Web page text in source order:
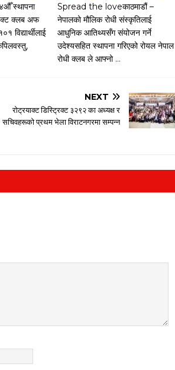
स्थापना
क्लब अफ
विद्यार्थीलाई
Spread the loveकाठमाडौं –
नेपालको मौलिक रोधी संस्कृतिलाई
आधुनिक आतिथ्यसँग संयोजन गर्ने
उदेश्यसहित स्थापना गरिएको रोयल नेपाल
रोधी क्लब ले आफ्नो …
NEXT
रोट्रयाक्ट डिस्ट्रिक्ट ३२९२ का अध्यक्ष र
सचिवहरूको प्रथम भेला विराटनगरमा सम्पन्न